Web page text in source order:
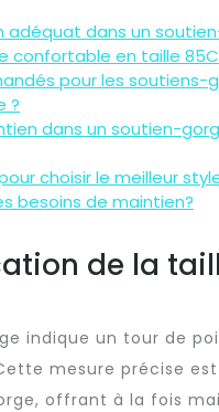
adéquat dans un
confortable en taille
pour les soutiens-
?
dans un soutien-
choisir le meilleur
besoins de maintien?
de la
indique un tour de
mesure précise
offrant à la fois